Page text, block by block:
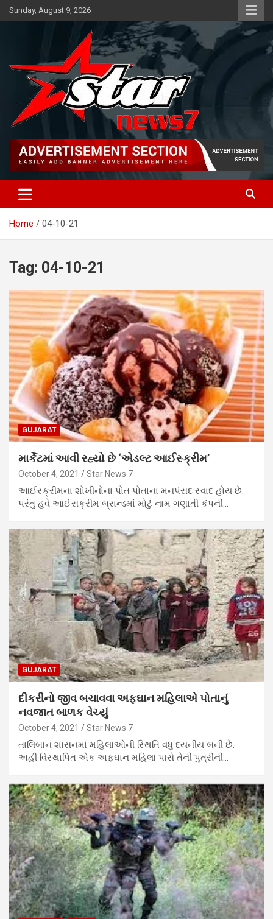
Skip
to
Sunday, August 9, 2026
Star News 7
Home 04-10-21
Tag: 04-10-21
GUJARAT
માર્કેટમાં આવી રહ્યો છે ‘એડલ્ટ આઈસ્ક્રીમ’
October 4, 2021 Star News 7
આઈસ્ક્રીમના શોખીનોના પોત પોતાના મનપંસદ સ્વાદ હોય છે.
પરંતુ હવે આઈસક્રીમ બ્રાન્ડમાં મોટું નામ ગણાતી કંપની…
GUJARAT
દીકરીનો જીવ બચાવવા અફઘાન મહિલાએ પોતાનું
નવજાત બાળક વેચ્યું
October 4, 2021 Star News 7
તાલિબાન શાસનમાં મહિલાઓની સ્થિતિ વધુ દયનીય બની છે.
અહીં વિસ્થાપિત એક અફઘાન મહિલા પાસે તેની પુત્રીની…